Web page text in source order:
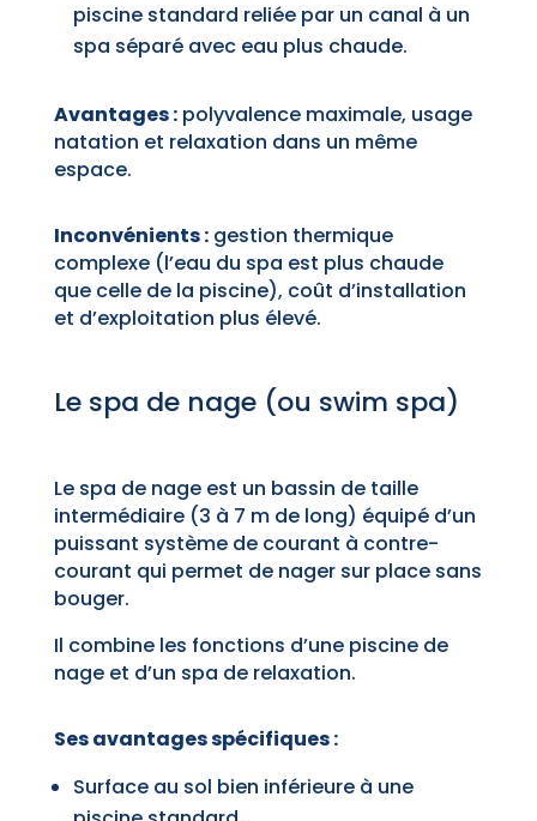
piscine standard reliée par un canal à un
spa séparé avec eau plus chaude.
Avantages :polyvalence maximale, usage
natation et relaxation dans un même
espace.
Inconvénients :gestion thermique
complexe (l’eau du spa est plus chaude
que celle de la piscine), coût d’installation
et d’exploitation plus élevé.
Le spa de nage (ou swim spa)
Le spa de nage est un bassin de taille
intermédiaire (3 à 7 m de long) équipé d’un
puissant système de courant à contre-
courant qui permet de nager sur place sans
bouger.
Il combine les fonctions d’une piscine de
nage et d’un spa de relaxation.
Ses avantages spécifiques :
Surface au sol bien inférieure à une